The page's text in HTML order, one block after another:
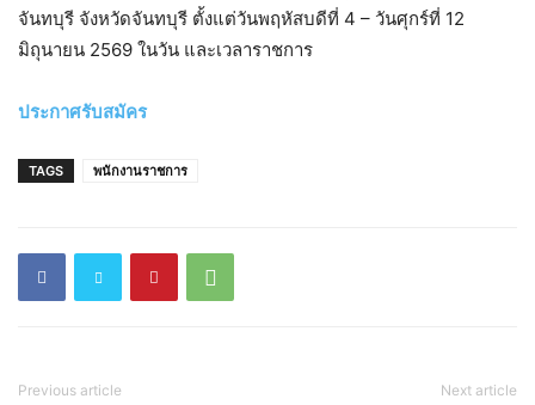
จันทบุรี จังหวัดจันทบุรี ตั้งแต่วันพฤหัสบดีที่ 4 – วันศุกร์ที่ 12
มิถุนายน 2569 ในวัน และเวลาราชการ
ประกาศรับสมัคร
TAGS พนักงานราชการ
Previous article Next article